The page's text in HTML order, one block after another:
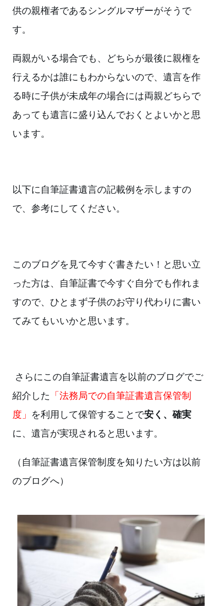
供の親権者であるシングルマザーがそうで
す。
両親がいる場合でも、どちらが最後に親権を
行えるかは誰にもわからないので、遺言を作
る時に子供が未成年の場合には両親どちらで
あっても遺言に盛り込んでおくとよいかと思
います。
以下に自筆証書遺言の記載例を示しますの
で、参考にしてください。
このブログを見て今すぐ書きたい！と思い立
った方は、自筆証書で今すぐ自分でも作れま
すので、ひとまず子供のお守り代わりに書い
てみてもいいかと思います。
さらにこの自筆証書遺言を以前のブログでご
紹介した 「法務局での自筆証書遺言保管制
度」 を利用して保管することで安く、確実
に、遺言が実現されると思います。
（自筆証書遺言保管制度を知りたい方は以前
のブログへ）